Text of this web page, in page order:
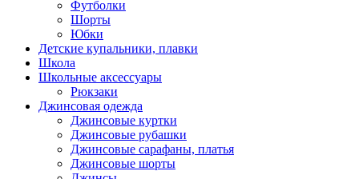
Футболки
Шорты
Юбки
Детские купальники, плавки
Школа
Школьные аксессуары
Рюкзаки
Джинсовая одежда
Джинсовые куртки
Джинсовые рубашки
Джинсовые сарафаны, платья
Джинсовые шорты